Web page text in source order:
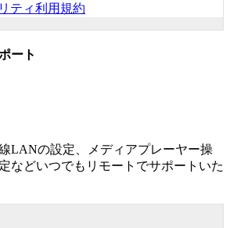
ティ利用規約
ート
LANの設定、メディアプレーヤー操
などいつでもリモートでサポートいた